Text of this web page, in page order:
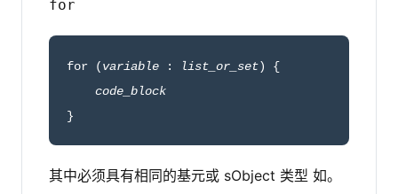
for
for (variable : list_or_set) {
code_block
}
其中必须具有相同的基元或 sObject 类型 如。